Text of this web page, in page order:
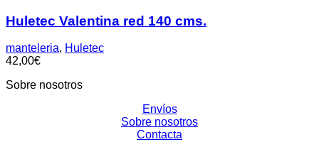
Huletec Valentina red 140 cms.
manteleria, Huletec
42,00€
Sobre nosotros
Envíos
Sobre nosotros
Contacta